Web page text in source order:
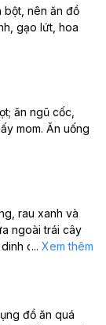
bột, nên ăn đồ
gạo lứt, hoa
ăn ngũ cốc,
mom. Ăn uống
ngoài trái cây
dưỡng
... Xem thêm
đồ ăn quá